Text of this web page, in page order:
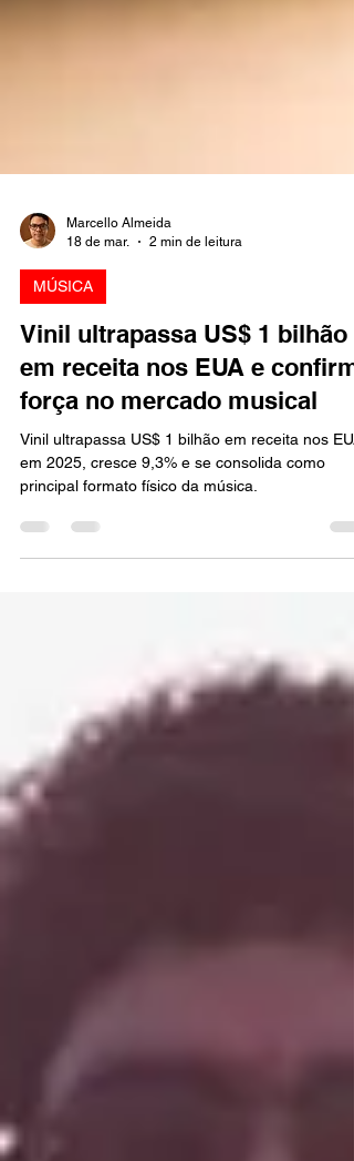
18 de mar.
MÚSICA
Vinil ultrapassa US$ 1 bilhão
em receita nos EUA e
força no mercado musical
Vinil ultrapassa US$ 1 bilhão em receita nos EUA
principal formato físico da música.